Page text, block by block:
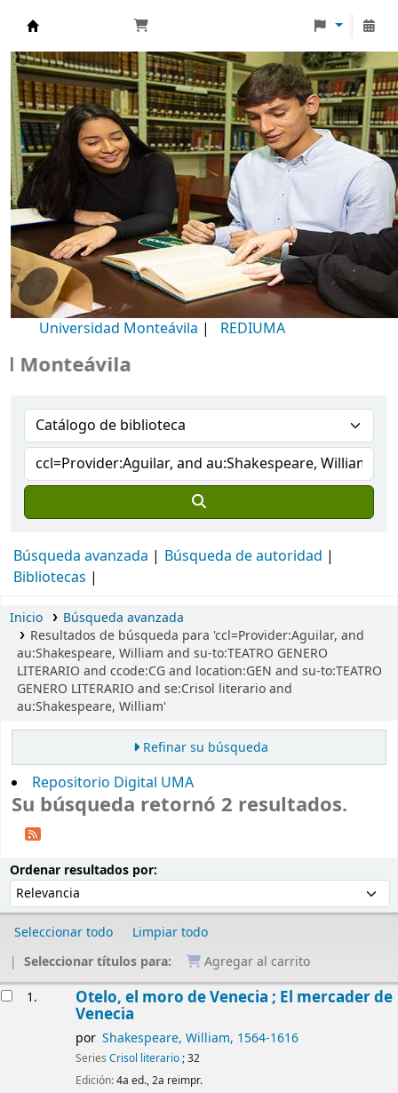
Biblioteca Universidad Monteávila
Universidad Monteávila | REDIUMA
Búsqueda avanzada
Búsqueda de autoridad
Bibliotecas
Inicio
Búsqueda avanzada
Resultados de búsqueda para 'ccl=Provider:Aguilar, and
au:Shakespeare, William and su-to:TEATRO GENERO
LITERARIO and ccode:CG and location:GEN and su-to:TEATRO
GENERO LITERARIO and se:Crisol literario and
au:Shakespeare, William'
Refinar su búsqueda
Repositorio Digital UMA
Su búsqueda retornó 2 resultados.
Ordenar resultados por:
Seleccionar todo
Limpiar todo
Seleccionar títulos para:
Agregar al carrito
1. Otelo, el moro de Venecia ; El mercader de
Venecia
por Shakespeare, William, 1564-1616
Series Crisol literario; 32
Edición:4a ed., 2a reimpr.